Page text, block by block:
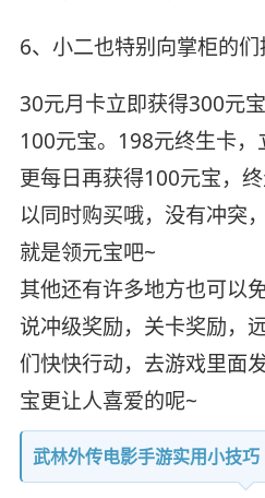
6、小二也特别向掌柜的
30元月卡立即获得300元
100元宝。198元终生卡，
更每日再获得100元宝，
以同时购买哦，没有冲突
就是领元宝吧~
其他还有许多地方也可以
说冲级奖励，关卡奖励，
们快快行动，去游戏里面
宝更让人喜爱的呢~
武林外传电影手游实用小技巧